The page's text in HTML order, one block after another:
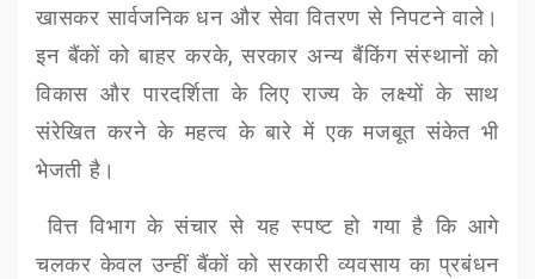
खासकर सार्वजनिक धन और सेवा वितरण से निपटने वाले।
इन बैंकों को बाहर करके,सरकार अन्य बैंकिंग संस्थानों को
विकास और पारदर्शिता के लिए राज्य के लक्ष्यों के साथ
संरेखित करने के महत्व के बारे में एक मजबूत संकेत भी
भेजती है।
वित्त विभाग के संचार से यह स्पष्ट हो गया है कि आगे
चलकर केवल उन्हीं बैंकों को सरकारी व्यवसाय का प्रबंधन